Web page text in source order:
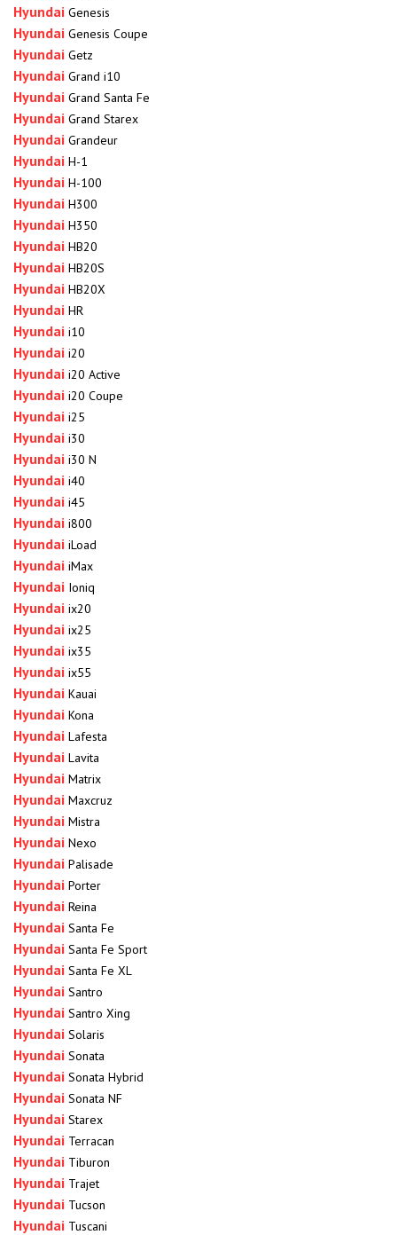
Hyundai Genesis
Hyundai Genesis Coupe
Hyundai Getz
Hyundai Grand i10
Hyundai Grand Santa Fe
Hyundai Grand Starex
Hyundai Grandeur
Hyundai H-1
Hyundai H-100
Hyundai H300
Hyundai H350
Hyundai HB20
Hyundai HB20S
Hyundai HB20X
Hyundai HR
Hyundai i10
Hyundai i20
Hyundai i20 Active
Hyundai i20 Coupe
Hyundai i25
Hyundai i30
Hyundai i30 N
Hyundai i40
Hyundai i45
Hyundai i800
Hyundai iLoad
Hyundai iMax
Hyundai Ioniq
Hyundai ix20
Hyundai ix25
Hyundai ix35
Hyundai ix55
Hyundai Kauai
Hyundai Kona
Hyundai Lafesta
Hyundai Lavita
Hyundai Matrix
Hyundai Maxcruz
Hyundai Mistra
Hyundai Nexo
Hyundai Palisade
Hyundai Porter
Hyundai Reina
Hyundai Santa Fe
Hyundai Santa Fe Sport
Hyundai Santa Fe XL
Hyundai Santro
Hyundai Santro Xing
Hyundai Solaris
Hyundai Sonata
Hyundai Sonata Hybrid
Hyundai Sonata NF
Hyundai Starex
Hyundai Terracan
Hyundai Tiburon
Hyundai Trajet
Hyundai Tucson
Hyundai Tuscani